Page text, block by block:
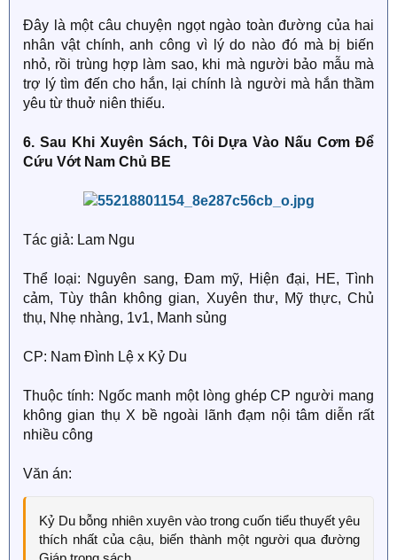
Tai Lục Ứng Hoài đỏ bừng: Ninh Dũ dám hôn mình! Lại
còn ôm mình nữa!
Ninh Dũ chỉ vào bức ảnh giới thiệu: ".. Đây là người mà
Nhìn theo hướng ngón tay chỉ, Lục Ứng Hoài sững sờ.
Ninh Dũ không chỉ ôm hôn hắn, mà còn thích hắn nữa.
Đây là một câu chuyện ngọt ngào toàn đường của hai
nhân vật chính, anh công vì lý do nào đó mà bị biến
nhỏ, rồi trùng hợp làm sao, khi mà người bảo mẫu mà
trợ lý tìm đến cho hắn, lại chính là người mà hắn thầm
yêu từ thuở niên thiếu.
6. Sau Khi Xuyên Sách, Tôi Dựa Vào Nấu Cơm Để
Cứu Vớt Nam Chủ BE
Tác giả: Lam Ngu
Thể loại: Nguyên sang, Đam mỹ, Hiện đại, HE, Tình
cảm, Tùy thân không gian, Xuyên thư, Mỹ thực, Chủ
thụ, Nhẹ nhàng, 1v1, Manh sủng
CP: Nam Đình Lệ x Kỷ Du
Thuộc tính: Ngốc manh một lòng ghép CP người mang
không gian thụ X bề ngoài lãnh đạm nội tâm diễn rất
nhiều công
Văn án:
Kỷ Du bỗng nhiên xuyên vào trong cuốn tiểu thuyết yêu
thích nhất của cậu, biến thành một người qua đường